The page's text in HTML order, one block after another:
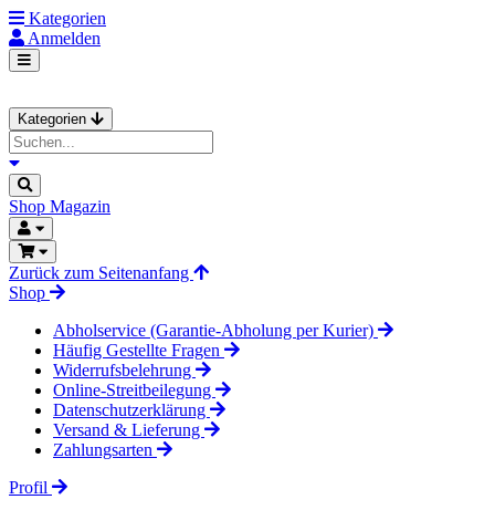
Kategorien
Anmelden
Kategorien
Shop Magazin
Zurück zum Seitenanfang
Shop
Abholservice (Garantie-Abholung per Kurier)
Häufig Gestellte Fragen
Widerrufsbelehrung
Online-Streitbeilegung
Datenschutzerklärung
Versand & Lieferung
Zahlungsarten
Profil